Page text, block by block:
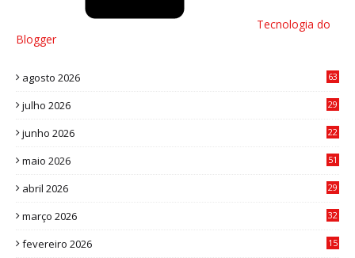
Tecnologia do
Blogger
agosto 2026 63
julho 2026
29
junho 2026
22
maio 2026
51
abril 2026
29
março 2026
32
fevereiro 2026
15